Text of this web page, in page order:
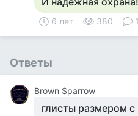
6 лет 380
Ответы
Brown Sparrow
глисты размером